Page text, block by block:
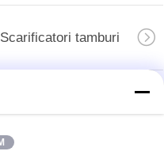
Scarificatori tamburi
scarificatori